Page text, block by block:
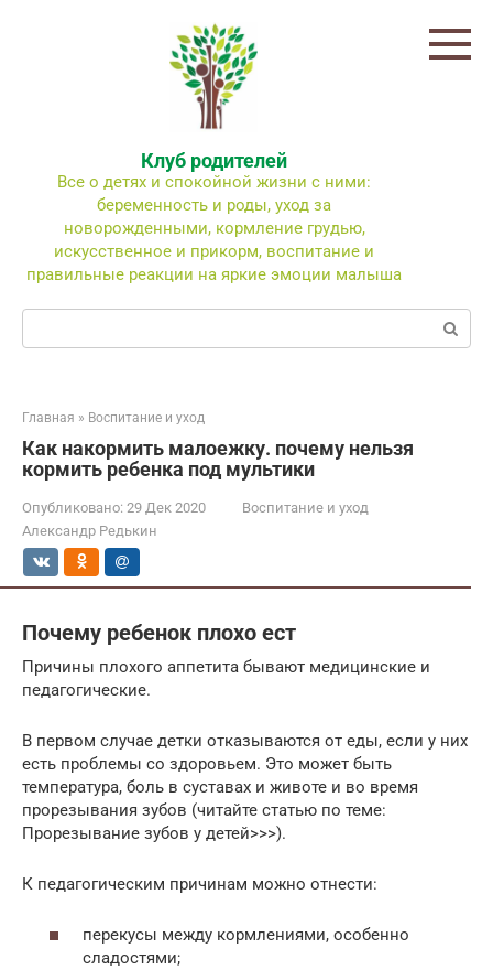
Клуб родителей
Все о детях и спокойной жизни с ними:
беременность и роды, уход за
новорожденными, кормление грудью,
искусственное и прикорм, воспитание и
правильные реакции на яркие эмоции малыша
Поиск:
Главная » Воспитание и уход
Как накормить малоежку. почему нельзя
кормить ребенка под мультики
Опубликовано: 29 Дек 2020
Воспитание и уход
Александр Редькин
Почему ребенок плохо ест
Причины плохого аппетита бывают медицинские и
педагогические.
В первом случае детки отказываются от еды, если у них
есть проблемы со здоровьем. Это может быть
температура, боль в суставах и животе и во время
прорезывания зубов (читайте статью по теме:
Прорезывание зубов у детей>>>).
К педагогическим причинам можно отнести:
перекусы между кормлениями, особенно
сладостями;